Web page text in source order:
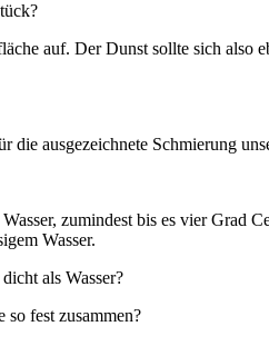
auf. Der Dunst sollte sich
ausgezeichnete Schmierung
zumindest bis es vier Grad
Wasser.
als Wasser?
fest zusammen?